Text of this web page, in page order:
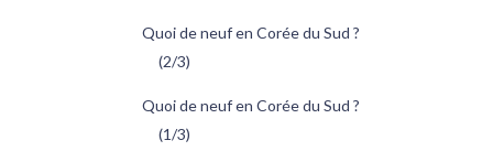
Quoi de neuf en Corée du Sud ?
(2/3)
Quoi de neuf en Corée du Sud ?
(1/3)